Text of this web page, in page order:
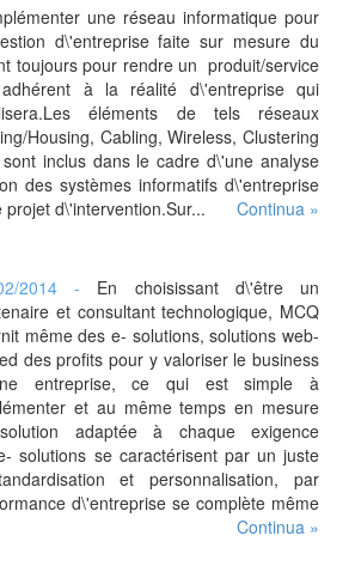
une réseau informatique pour
d\'entreprise faite sur mesure du
toujours pour rendre un produit/service
à la réalité d\'entreprise qui
éléments de tels réseaux
Housing, Cabling, Wireless, Clustering
inclus dans le cadre d\'une analyse
des systèmes informatifs d\'entreprise
d\'intervention.Sur...
Continua »
2014 - En choisissant d\'être un
et consultant technologique, MCQ
même des e- solutions, solutions web-
des profits pour y valoriser le business
entreprise, ce qui est simple à
et au même temps en mesure
adaptée à chaque exigence
solutions se caractérisent par un juste
et personnalisation, par
d\'entreprise se complète même
Continua »